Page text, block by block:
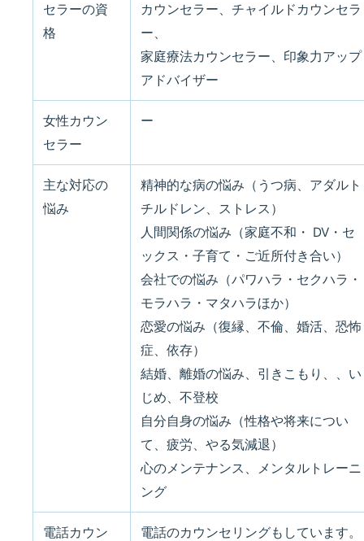
セラーの資
格
カウンセラー、チャイルドカウンセラ
ー、
家庭療法カウンセラー、印象力アップ
アドバイザー
女性カウン
セラー
ー
主な対応の
悩み
精神的な病の悩み（うつ病、アダルト
チルドレン、ストレス）
人間関係の悩み（家庭不和・ DV・セ
ックス・子育て・ご近所付き合い）
会社での悩み（パワハラ・セクハラ・
モラハラ・マタハラほか）
恋愛の悩み（復縁、不倫、婚活、恐怖
症、依存）
結婚、離婚の悩み、引きこもり、、い
じめ、不登校
自分自身の悩み（性格や将来につい
て、疲労、やる気減退）
心のメンテナンス、メンタルトレーニ
ング
電話カウン
電話のカウンセリングもしています。